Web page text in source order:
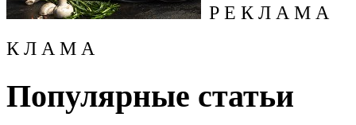
Р Е К Л А М А
К Л А М А
Популярные статьи